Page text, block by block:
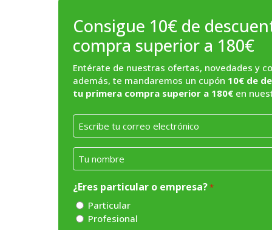
Consigue 10€ de
compra superior a 180€
Entérate de nuestras ofertas, novedades y
además, te mandaremos un cupón 10€ de
tu primera compra superior a 180€ en
Email
*
Nombre
*
¿Eres particular o empresa?*
Particular
Profesional